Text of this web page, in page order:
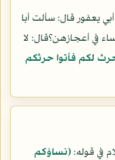
يعفور قال: سألت أبا
في أعجازهن؟قال: لا
لكم فأتوا حرثكم
في قوله: (نساؤكم